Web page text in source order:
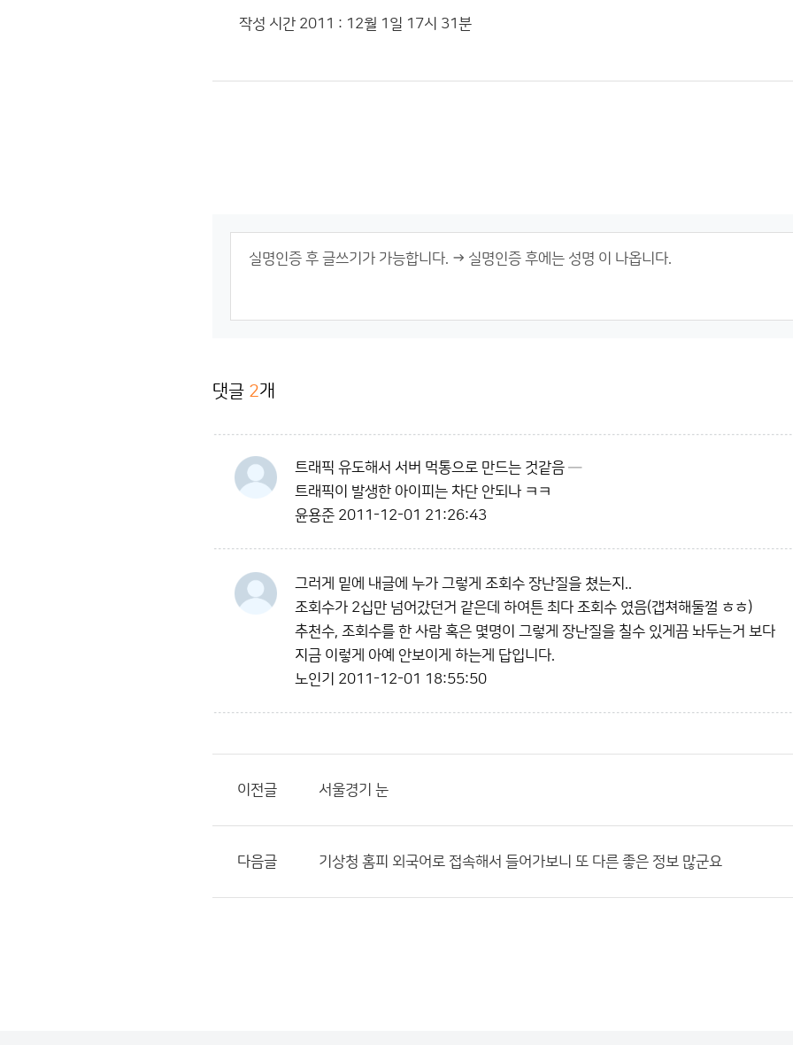
작성 시간 2011 : 12월 1일 17시 31분
댓글 2개
트래픽 유도해서 서버 먹통으로 만드는 것같음 ─
트래픽이 발생한 아이피는 차단 안되나 ㅋㅋ
윤용준 2011-12-01 21:26:43
그러게 밑에 내글에 누가 그렇게 조회수 장난질을 쳤는지..
조회수가 2십만 넘어갔던거 같은데 하여튼 최다 조회수 였음(갭쳐해둘껄 ㅎㅎ)
추천수, 조회수를 한 사람 혹은 몇명이 그렇게 장난질을 칠수 있게끔 놔두는거 보다
지금 이렇게 아예 안보이게 하는게 답입니다.
노인기 2011-12-01 18:55:50
이전글 서울경기 눈
다음글 기상청 홈피 외국어로 접속해서 들어가보니 또 다른 좋은 정보 많군요